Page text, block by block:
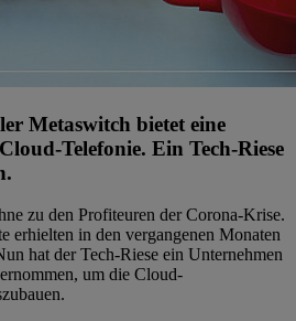
Metaswitch bietet eine
Telefonie. Ein Tech-Riese
zu den Profiteuren der Corona-Krise.
erhielten in den vergangenen Monaten
hat der Tech-Riese ein Unternehmen
um die Cloud-